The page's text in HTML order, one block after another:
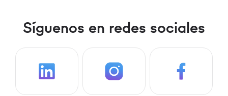
Síguenos en redes sociales